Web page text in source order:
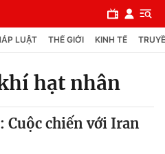
LUẬT THẾ GIỚI KINH TẾ
hạt nhân
chiến với Iran